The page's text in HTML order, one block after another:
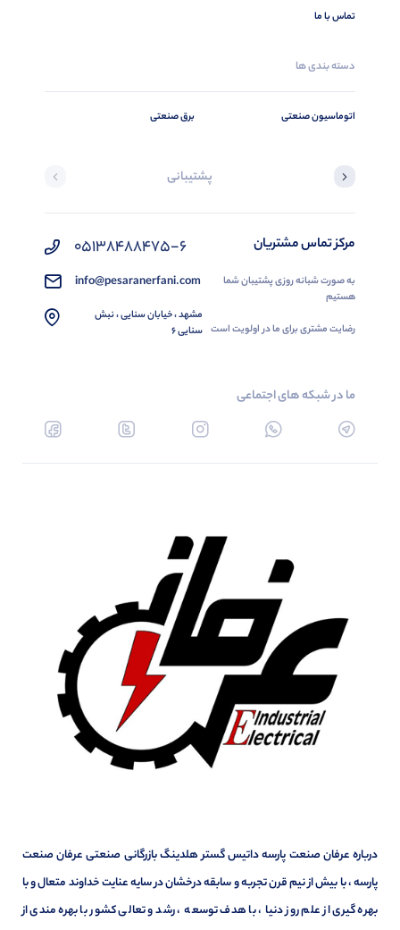
تماس با ما
دسته بندی ها
اتوماسیون صنعتی برق صنعتی
پشتیبانی
مرکز تماس مشتریان
به صورت شبانه روزی پشتیبان شما
هستیم
رضایت مشتری برای ما در اولویت است
05138488475-6
info@pesaranerfani.com
مشهد ، خیابان سنایی ، نبش
سنایی 6
ما در شبکه های اجتماعی
درباره عرفان صنعت پارسه داتیس گستر هلدینگ بازرگانی صنعتی عرفان صنعت
پارسه ، با بیش از نیم قرن تجربه و سابقه درخشان در سایه عنایت خداوند متعال و با
بهره گیری از علم روز دنیا ، با هدف توسعه ، رشد و تعالی کشور با بهره مندی از